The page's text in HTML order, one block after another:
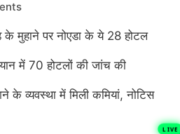
के मुहाने पर नोएडा के ये 28 होटल
में 70 होटलों की जांच की
व्यवस्था में मिली कमियां, नोटिस
LIVE